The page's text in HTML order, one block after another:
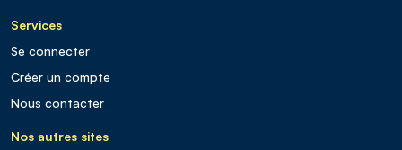
Services
Se connecter
Créer un compte
Nous contacter
Nos autres sites